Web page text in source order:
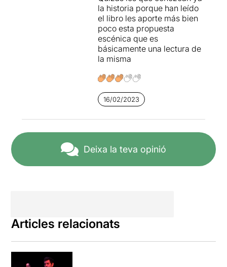
la historia porque han leído
el libro les aporte más bien
poco esta propuesta
escénica que es
básicamente una lectura de
la misma
16/02/2023
Deixa la teva opinió
Articles relacionats